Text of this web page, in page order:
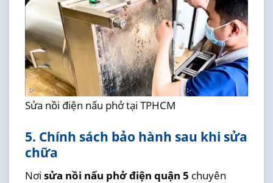
Sửa nồi điện nấu phở tại TPHCM
5. Chính sách bảo hành sau khi sửa
chữa
Nơi sửa nồi nấu phở điện quận 5 chuyên